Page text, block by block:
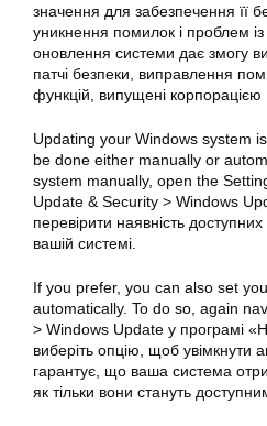
значення для забезпечення її
уникнення помилок і проблем
оновлення системи дає змогу
патчі безпеки, виправлення
функцій, випущені
Updating your Windows system
be done either manually or
system manually, open the
Update & Security > Windows
перевірити наявність
вашій системі.
If you prefer, you can also set
automatically. To do so, again
> Windows Update у програмі
виберіть опцію, щоб увімкнути
гарантує, що ваша система
як тільки вони стануть